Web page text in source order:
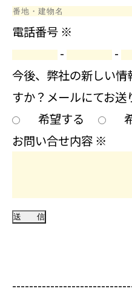
電話番号 ※
-
-
今後、弊社の新しい
すか？メールにてお送
希望する
お問い合せ内容 ※